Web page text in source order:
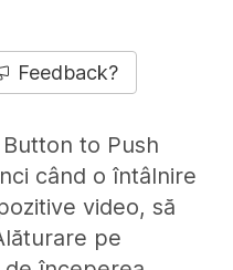
Feedback?
to Push
când o întâlnire
video, să
pe